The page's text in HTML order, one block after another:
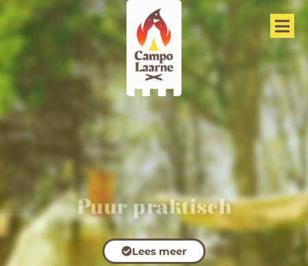
Puur praktisch
Lees meer